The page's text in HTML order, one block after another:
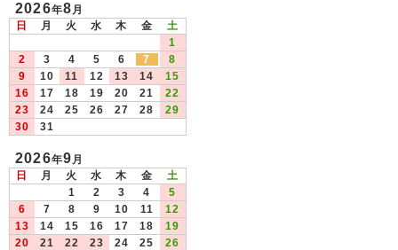
2026年8月
日
月 火 水 木 金
土
1
2
3 4 5 6 7
8
9
10 11 12 13 14
15
16
17 18 19 20 21
22
23
24 25 26 27 28
29
30
31
2026年9月
日
月 火 水 木 金
土
1
2 3 4
5
6
7 8 9 10 11
12
13
14 15 16 17 18
19
20
21 22 23 24 25
26